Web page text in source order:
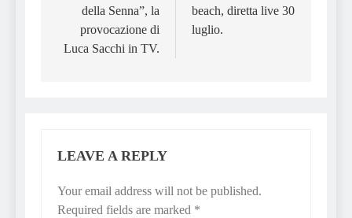
della Senna”, la
provocazione di
Luca Sacchi in TV.
beach, diretta live 30
luglio.
LEAVE A REPLY
Your email address will not be published.
Required fields are marked *